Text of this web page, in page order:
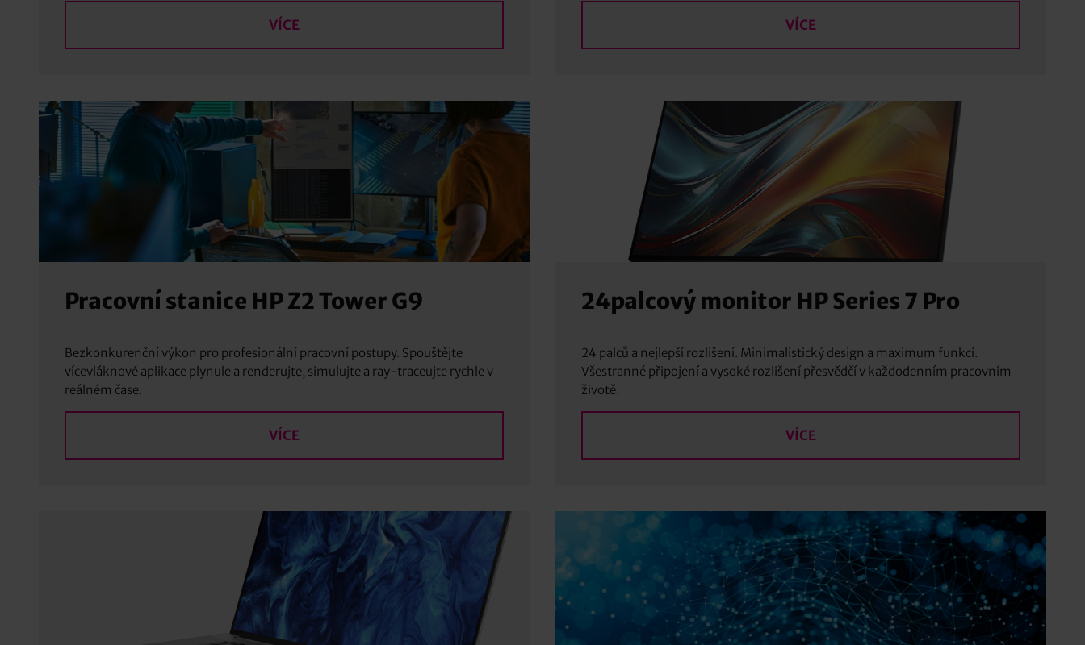
VÍCE VÍCE
Pracovní stanice HP Z2 Tower G9
Bezkonkurenční výkon pro profesionální pracovní postupy. Spouštějte
vícevláknové aplikace plynule a renderujte, simulujte a ray-traceujte rychle v
reálném čase.
VÍCE
24palcový monitor HP Series 7 Pro
24 palců a nejlepší rozlišení. Minimalistický design a maximum funkcí.
Všestranné připojení a vysoké rozlišení přesvědčí v každodenním pracovním
životě.
VÍCE